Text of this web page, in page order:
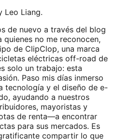
Leo Liang.
de nuevo a través del blog
quienes no me reconocen,
de ClipClop, una marca
eléctricas off-road de
solo un trabajo: esta
Paso mis días inmerso
tecnología y el diseño de e-
ayudando a nuestros
mayoristas y
de renta—a encontrar
para sus mercados. Es
compartir lo que